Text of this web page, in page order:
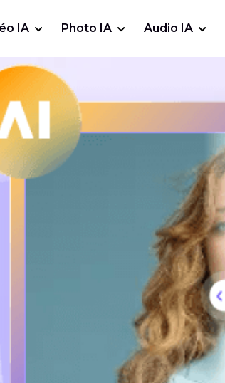
IA Photo IA Audio IA